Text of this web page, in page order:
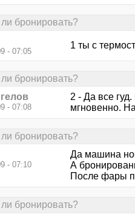
бронировать?
- 07:05
1 ты с
бронировать?
- 07:08
2 - Да все
мгновенно.
бронировать?
- 07:10
Да машина
А
После фары
бронировать?